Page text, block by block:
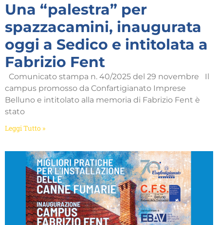
Una “palestra” per
spazzacamini, inaugurata
oggi a Sedico e intitolata a
Fabrizio Fent
Comunicato stampa n. 40/2025 del 29 novembre Il
campus promosso da Confartigianato Imprese
Belluno e intitolato alla memoria di Fabrizio Fent è
stato
Leggi Tutto »